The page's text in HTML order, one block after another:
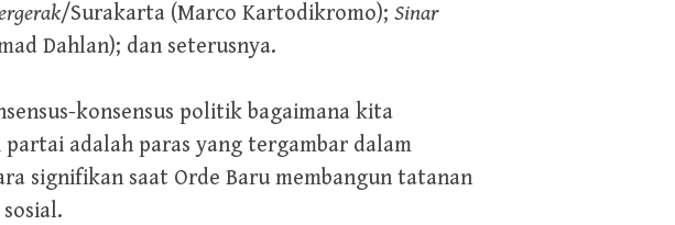
/Surakarta (Marco Kartodikromo); Sinar
Dahlan); dan seterusnya.
konsensus politik bagaimana kita
adalah paras yang tergambar dalam
signifikan saat Orde Baru membangun tatanan